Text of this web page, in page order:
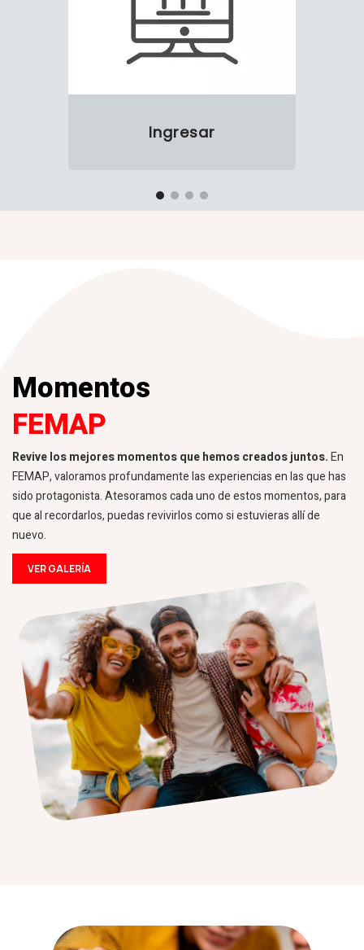
Ingresar
Momentos
FEMAP
Revive los mejores momentos que hemos creados juntos.En
FEMAP, valoramos profundamente las experiencias en las que has
sido protagonista. Atesoramos cada uno de estos momentos, para
que al recordarlos, puedas revivirlos como si estuvieras allí de
nuevo.
VER GALERÍA